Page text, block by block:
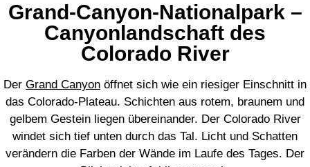
Grand-Canyon-Nationalpark –
Canyonlandschaft des
Colorado River
Der Grand Canyon öffnet sich wie ein riesiger Einschnitt in
das Colorado-Plateau. Schichten aus rotem, braunem und
gelbem Gestein liegen übereinander. Der Colorado River
windet sich tief unten durch das Tal. Licht und Schatten
verändern die Farben der Wände im Laufe des Tages. Der